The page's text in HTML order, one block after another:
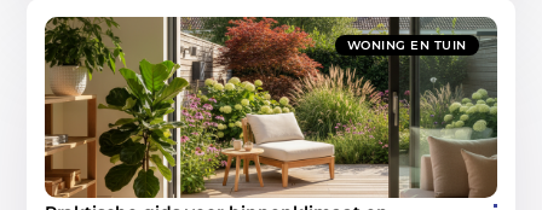
WONING EN TUIN